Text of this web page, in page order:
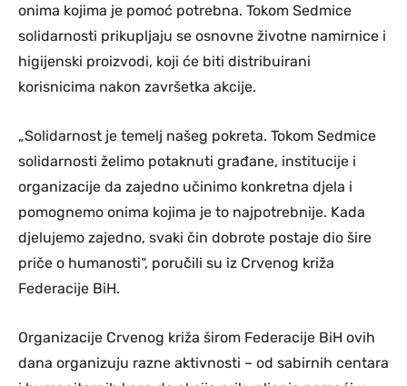
onima kojima je pomoć potrebna. Tokom Sedmice
solidarnosti prikupljaju se osnovne životne namirnice i
higijenski proizvodi, koji će biti distribuirani
korisnicima nakon završetka akcije.
„Solidarnost je temelj našeg pokreta. Tokom Sedmice
solidarnosti želimo potaknuti građane, institucije i
organizacije da zajedno učinimo konkretna djela i
pomognemo onima kojima je to najpotrebnije. Kada
djelujemo zajedno, svaki čin dobrote postaje dio šire
priče o humanosti“, poručili su iz Crvenog križa
Federacije BiH.
Organizacije Crvenog križa širom Federacije BiH ovih
dana organizuju razne aktivnosti – od sabirnih centara